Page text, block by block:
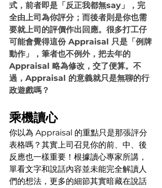
式，前者即是「反正我都無say」，完
全由上司為你評分；而後者則是你也需
要就上司的評價作出回應。很多打工仔
可能會覺得這份 Appraisal 只是「例牌
動作」，筆者也不例外，把去年的
Appraisal 略為修改，交了便算。不
過，Appraisal 的意義就只是無聊的行
政遊戲嗎？
乘機讀心
你以為 Appraisal 的重點只是那張評分
表格嗎？其實上司召見你的前、中、後
反應也一樣重要！根據讀心專家所講，
單看文字和說話內容並未能完全解讀人
們的想法，更多的細節其實暗藏在說話